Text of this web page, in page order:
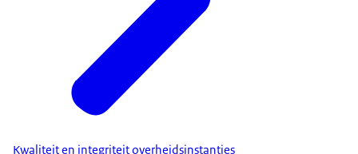
Kwaliteit en integriteit overheidsinstanties